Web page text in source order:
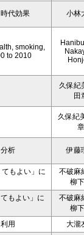
代効果 小林
smoking,
to 2010
久保紀
田
久保紀
章
析 伊藤
もよい」に
不破麻
柳
もよい」に
不破麻
柳
用
大瀧